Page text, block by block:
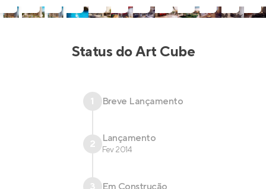
Status doArt Cube
1 Breve Lançamento
2 Lançamento
Fev 2014